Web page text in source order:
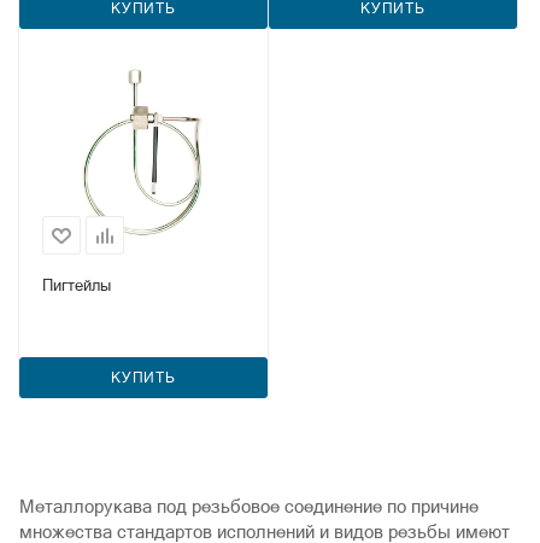
КУПИТЬ КУПИТЬ
Пигтейлы
КУПИТЬ
Металлорукава под резьбовое соединение по причине
множества стандартов исполнений и видов резьбы имеют